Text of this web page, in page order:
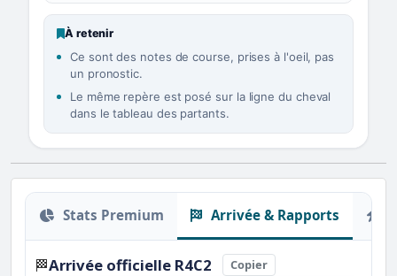
À retenir
Ce sont des notes de course, prises à l'oeil, pas
un pronostic.
Le même repère est posé sur la ligne du cheval
dans le tableau des partants.
Stats Premium Arrivée & Rapports
🏁Arrivée officielle R4C2 Copier